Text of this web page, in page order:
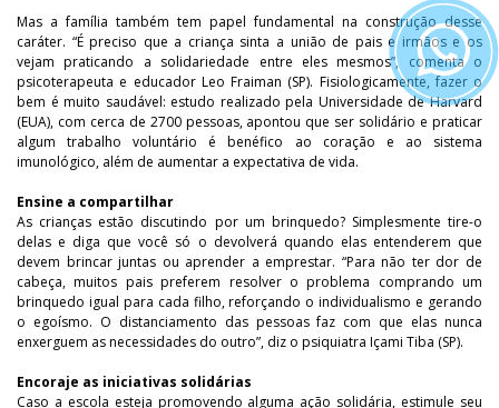
Mas a família também tem papel fundamental na construção desse
caráter. “É preciso que a criança sinta a união de pais e irmãos e os
vejam praticando a solidariedade entre eles mesmos”, comenta o
psicoterapeuta e educador Leo Fraiman (SP). Fisiologicamente, fazer o
bem é muito saudável: estudo realizado pela Universidade de Harvard
(EUA), com cerca de 2700 pessoas, apontou que ser solidário e praticar
algum trabalho voluntário é benéfico ao coração e ao sistema
imunológico, além de aumentar a expectativa de vida.
Ensine a compartilhar
As crianças estão discutindo por um brinquedo? Simplesmente tire-o
delas e diga que você só o devolverá quando elas entenderem que
devem brincar juntas ou aprender a emprestar. “Para não ter dor de
cabeça, muitos pais preferem resolver o problema comprando um
brinquedo igual para cada filho, reforçando o individualismo e gerando
o egoísmo. O distanciamento das pessoas faz com que elas nunca
enxerguem as necessidades do outro”, diz o psiquiatra Içami Tiba (SP).
Encoraje as iniciativas solidárias
Caso a escola esteja promovendo alguma ação solidária, estimule seu